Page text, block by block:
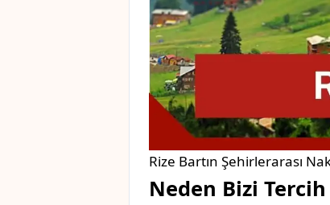
Rize Bartın Şehirlerarası
Neden Bizi